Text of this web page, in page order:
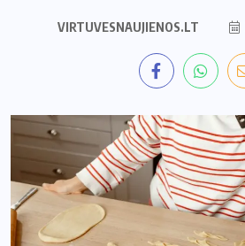
VIRTUVESNAUJIENOS.LT